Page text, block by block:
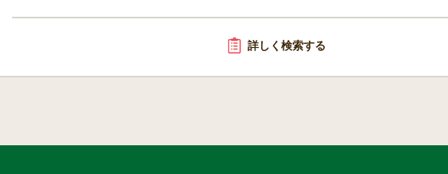
詳しく検索する